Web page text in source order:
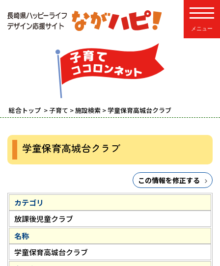
総合トップ >子育て >施設検索 > 学童保育高城台クラブ
学童保育高城台クラブ
この情報を修正する
カテゴリ
放課後児童クラブ
名称
学童保育高城台クラブ